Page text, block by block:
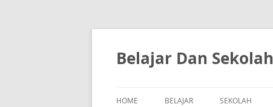
Skip
content
Belajar Dan Sekolah
HOME BELAJAR SEKOLAH